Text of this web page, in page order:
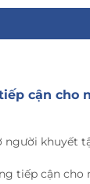
cận cho
người khuyết
tiếp cận cho